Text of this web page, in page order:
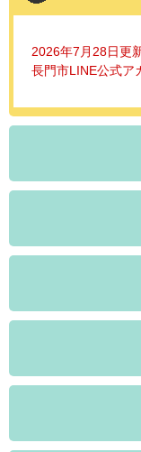
2026年7月28日更
長門市LINE公式ア